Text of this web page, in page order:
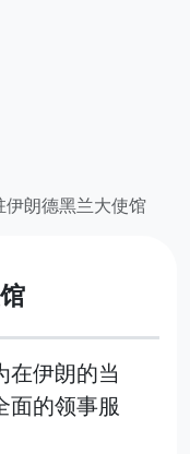
伊朗德黑兰大使馆
在伊朗的当
面的领事服